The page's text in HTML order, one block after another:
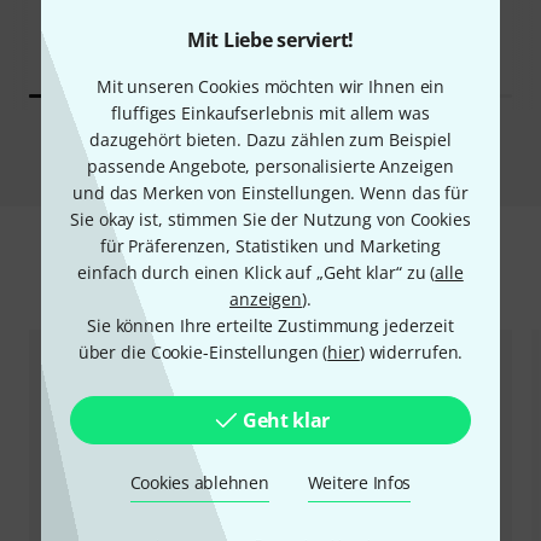
Mit Liebe serviert!
Mit unseren Cookies möchten wir Ihnen ein
fluffiges Einkaufserlebnis mit allem was
dazugehört bieten. Dazu zählen zum Beispiel
passende Angebote, personalisierte Anzeigen
und das Merken von Einstellungen. Wenn das für
Sie okay ist, stimmen Sie der Nutzung von Cookies
für Präferenzen, Statistiken und Marketing
einfach durch einen Klick auf „Geht klar“ zu (alle
anzeigen).
Sie können Ihre erteilte Zustimmung jederzeit
über die Cookie-Einstellungen (hier) widerrufen.
Geht klar
Cookies ablehnen Weitere Infos
Vergleichen
Zubehör & passende Artikel